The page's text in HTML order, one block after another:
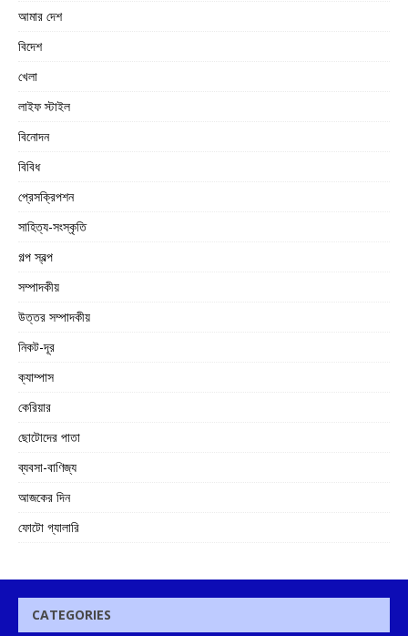
আমার দেশ
বিদেশ
খেলা
লাইফ স্টাইল
বিনোদন
বিবিধ
প্রেসক্রিপশন
সাহিত্য-সংস্কৃতি
গল্প স্বল্প
সম্পাদকীয়
উত্তর সম্পাদকীয়
নিকট-দূর
ক্যাম্পাস
কেরিয়ার
ছোটোদের পাতা
ব্যবসা-বাণিজ্য
আজকের দিন
ফোটো গ্যালারি
CATEGORIES